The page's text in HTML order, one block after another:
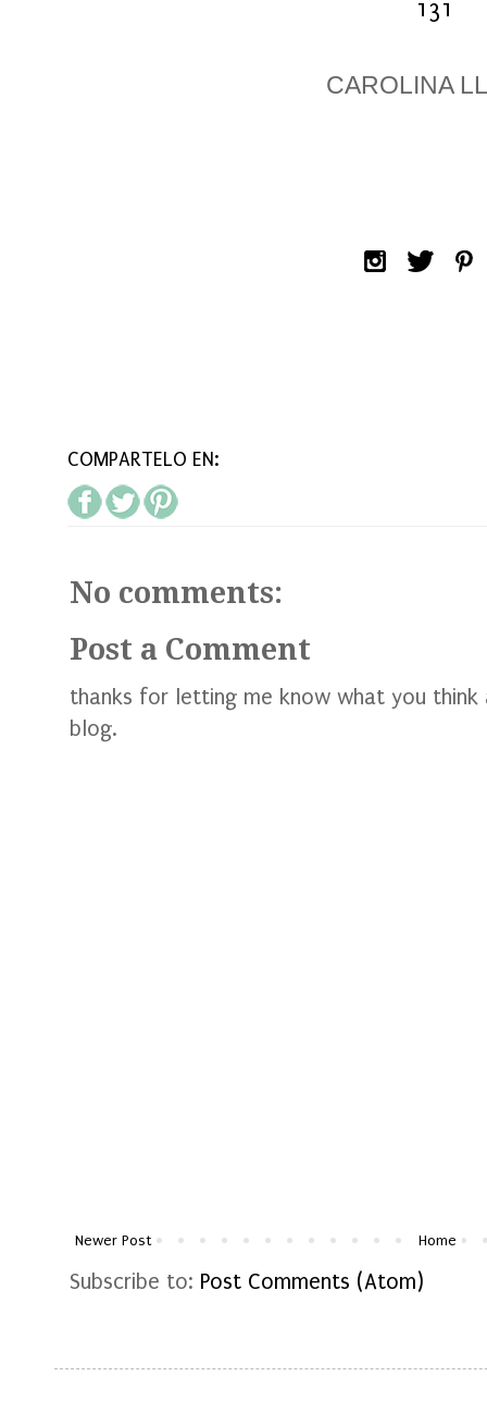
CAROLINA
COMPARTELO EN:
No comments:
Post a Comment
thanks for letting me know what you think
blog.
Newer Post Home
Subscribe to: Post Comments (Atom)